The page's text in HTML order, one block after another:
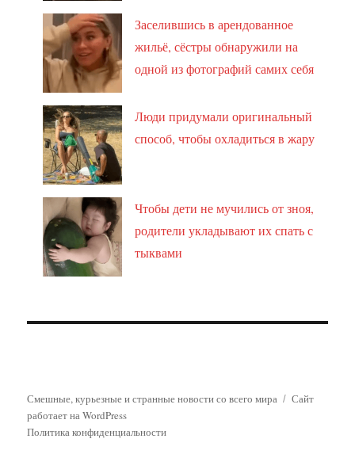
Заселившись в арендованное
жильё, сёстры обнаружили на
одной из фотографий самих себя
Люди придумали оригинальный
способ, чтобы охладиться в жару
Чтобы дети не мучились от зноя,
родители укладывают их спать с
тыквами
Смешные, курьезные и странные новости со всего мира
Сайт
работает на WordPress
Политика конфиденциальности